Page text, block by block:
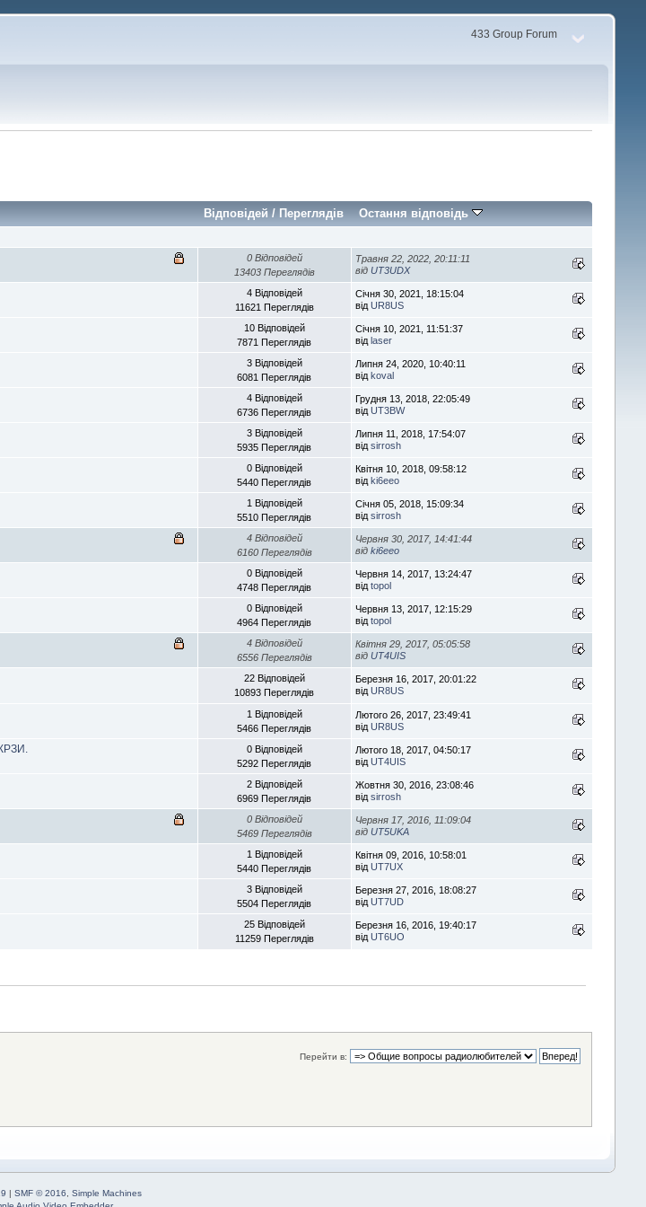
433 Group Forum
Відповідей /Переглядів Остання відповідь
0 Відповідей
13403 Переглядів
Травня 22, 2022, 20:11:11
від UT3UDX
4 Відповідей
11621 Переглядів
Січня 30, 2021, 18:15:04
від UR8US
10 Відповідей
7871 Переглядів
Січня 10, 2021, 11:51:37
від laser
3 Відповідей
6081 Переглядів
Липня 24, 2020, 10:40:11
від koval
4 Відповідей
6736 Переглядів
Грудня 13, 2018, 22:05:49
від UT3BW
3 Відповідей
5935 Переглядів
Липня 11, 2018, 17:54:07
від sirrosh
0 Відповідей
5440 Переглядів
Квітня 10, 2018, 09:58:12
від ki6eeo
1 Відповідей
5510 Переглядів
Січня 05, 2018, 15:09:34
від sirrosh
4 Відповідей
6160 Переглядів
Червня 30, 2017, 14:41:44
від ki6eeo
0 Відповідей
4748 Переглядів
Червня 14, 2017, 13:24:47
від topol
0 Відповідей
4964 Переглядів
Червня 13, 2017, 12:15:29
від topol
4 Відповідей
6556 Переглядів
Квітня 29, 2017, 05:05:58
від UT4UIS
22 Відповідей
10893 Переглядів
Березня 16, 2017, 20:01:22
від UR8US
1 Відповідей
5466 Переглядів
Лютого 26, 2017, 23:49:41
від UR8US
0 Відповідей
5292 Переглядів
Лютого 18, 2017, 04:50:17
від UT4UIS
2 Відповідей
6969 Переглядів
Жовтня 30, 2016, 23:08:46
від sirrosh
0 Відповідей
5469 Переглядів
Червня 17, 2016, 11:09:04
від UT5UKA
1 Відповідей
5440 Переглядів
Квітня 09, 2016, 10:58:01
від UT7UX
3 Відповідей
5504 Переглядів
Березня 27, 2016, 18:08:27
від UT7UD
25 Відповідей
11259 Переглядів
Березня 16, 2016, 19:40:17
від UT6UO
Перейти в:
| SMF © 2016
Simple Machines